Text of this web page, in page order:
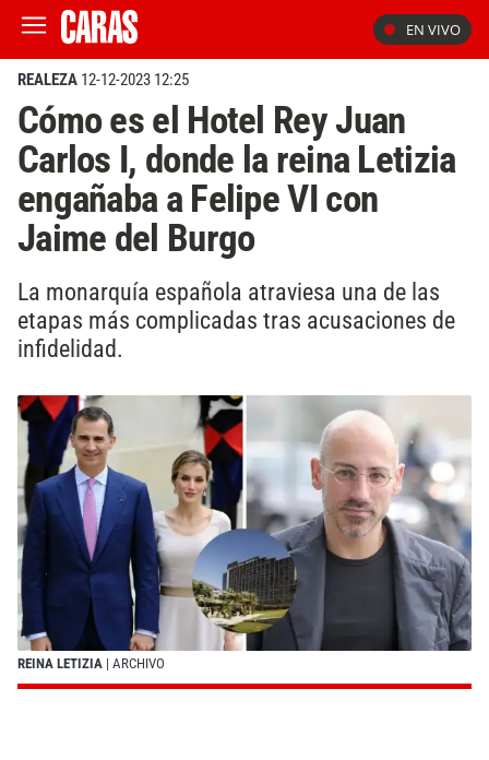
EN VIVO
REALEZA 12-12-2023 12:25
Cómo es el Hotel Rey Juan
Carlos I, donde la reina Letizia
engañaba a Felipe VI con
Jaime del Burgo
La monarquía española atraviesa una de las
etapas más complicadas tras acusaciones de
infidelidad.
REINA LETIZIA | ARCHIVO